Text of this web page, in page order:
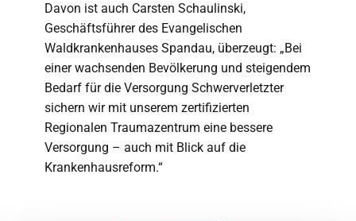
Davon ist auch Carsten Schaulinski,
Geschäftsführer des Evangelischen
Waldkrankenhauses Spandau, überzeugt: „Bei
einer wachsenden Bevölkerung und steigendem
Bedarf für die Versorgung Schwerverletzter
sichern wir mit unserem zertifizierten
Regionalen Traumazentrum eine bessere
Versorgung – auch mit Blick auf die
Krankenhausreform.“